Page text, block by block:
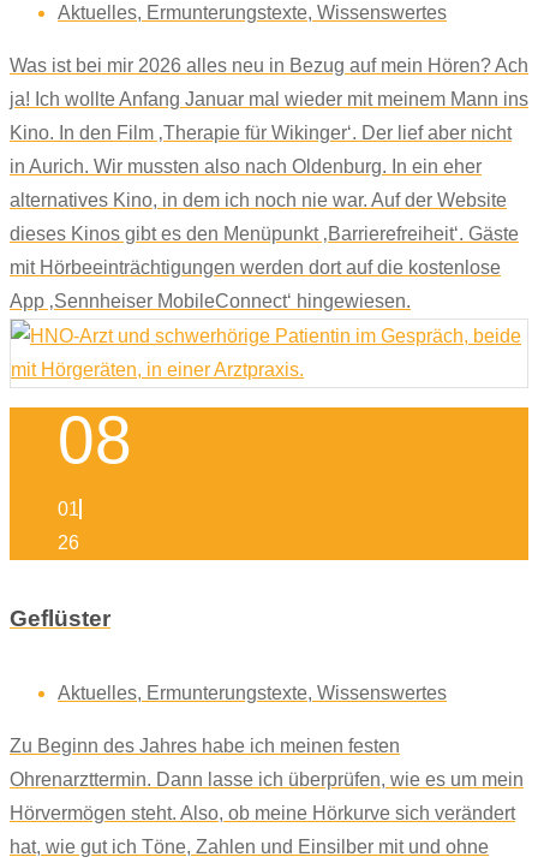
Aktuelles, Ermunterungstexte, Wissenswertes
Was ist bei mir 2026 alles neu in Bezug auf mein Hören? Ach
ja! Ich wollte Anfang Januar mal wieder mit meinem Mann ins
Kino. In den Film ‚Therapie für Wikinger‘. Der lief aber nicht
in Aurich. Wir mussten also nach Oldenburg. In ein eher
alternatives Kino, in dem ich noch nie war. Auf der Website
dieses Kinos gibt es den Menüpunkt ‚Barrierefreiheit‘. Gäste
mit Hörbeeinträchtigungen werden dort auf die kostenlose
App ‚Sennheiser MobileConnect‘ hingewiesen.
08
01
26
Geflüster
Aktuelles, Ermunterungstexte, Wissenswertes
Zu Beginn des Jahres habe ich meinen festen
Ohrenarzttermin. Dann lasse ich überprüfen, wie es um mein
Hörvermögen steht. Also, ob meine Hörkurve sich verändert
hat, wie gut ich Töne, Zahlen und Einsilber mit und ohne